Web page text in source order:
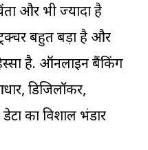
और भी ज्यादा है
बहुत बड़ा है और
है. ऑनलाइन बैंकिंग
डिजिलॉकर,
का विशाल भंडार